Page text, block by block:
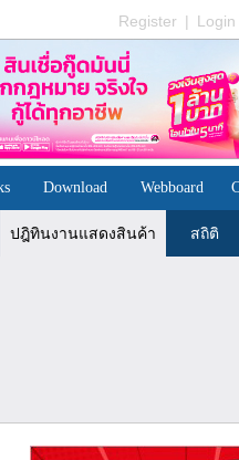
Register | Login
Download Webboard
ปฎิทินงานแสดงสินค้า สถิติ